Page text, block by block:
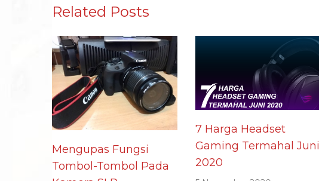
Related Posts
Mengupas Fungsi
Tombol-Tombol Pada
7 Harga Headset
Gaming Termahal Juni
2020